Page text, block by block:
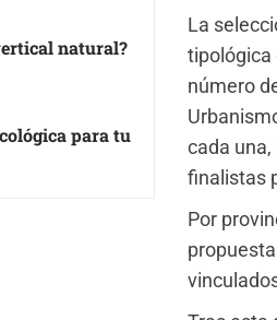
La
tipológica
número
cada
finalistas
Por
natural?
para tu